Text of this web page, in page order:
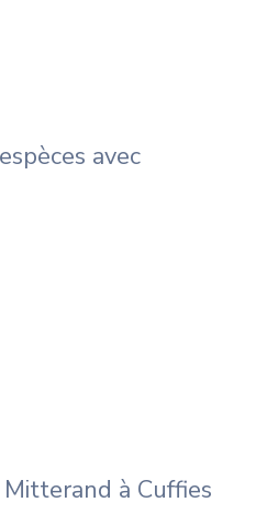
avec
à Cuffies